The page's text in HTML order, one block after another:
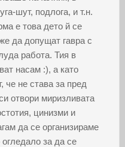
шут, подлога, и т.н.
е това дето й се
да допущат гавра с
работа. Тия в
насам :), а като
че не става за пред
отвори миризливата
цинизми и
да се организираме
за да се